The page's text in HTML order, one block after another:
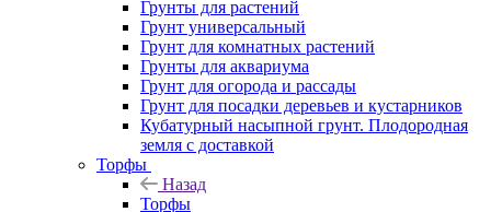
Грунты для растений
Грунт универсальный
Грунт для комнатных растений
Грунты для аквариума
Грунт для огорода и рассады
Грунт для посадки деревьев и кустарников
Кубатурный насыпной грунт. Плодородная
земля с доставкой
Торфы
Назад
Торфы